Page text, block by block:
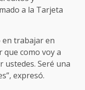
a la Tarjeta
en trabajar en
que como voy a
Seré una
expresó.